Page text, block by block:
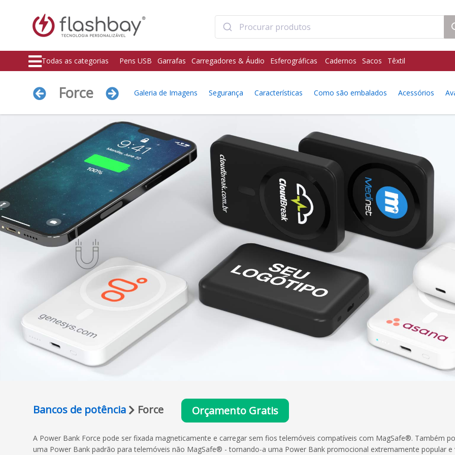
Todas as categorias Pens USB Garrafas Carregadores & Áudio Esferográficas Cadernos Sacos Têxtil
Force Galeria de Imagens Segurança Características Como são embalados Acessórios
Bancos de potência Force Orçamento Gratis
A Power Bank Force pode ser fixada magneticamente e carregar sem fios telemóveis compatíveis com MagSafe®. Também
uma Power Bank padrão para telemóveis não MagSafe® - tornando-a uma Power Bank promocional extremamente popular e